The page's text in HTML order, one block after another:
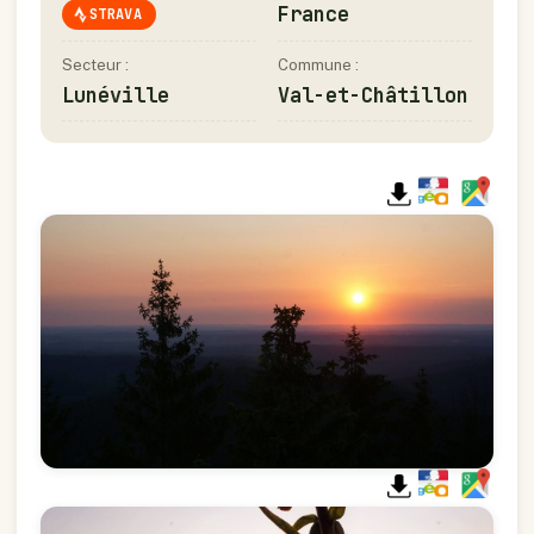
STRAVA France
Secteur :
Lunéville
Commune :
Val-et-Châtillon